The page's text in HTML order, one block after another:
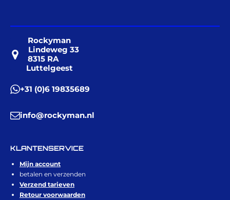
Rockyman
Lindeweg 33
8315 RA
Luttelgeest
+31 (0)6 19835689
info@rockyman.nl
KLANTENSERVICE
Mijn account
betalen en verzenden
Verzend tarieven
Retour voorwaarden